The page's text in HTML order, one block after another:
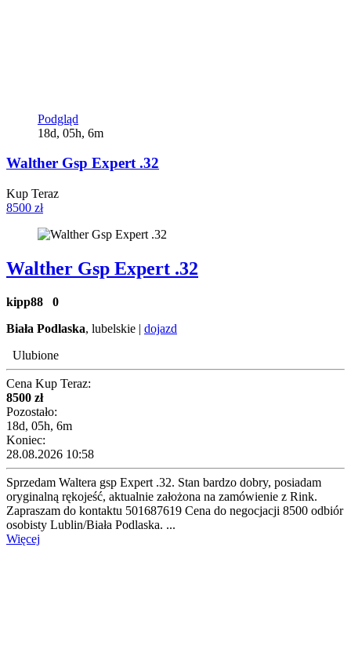
Podgląd
18d, 05h, 6m
Walther Gsp Expert .32
Kup Teraz
8500 zł
Walther Gsp Expert .32
kipp88 0
Biała Podlaska, lubelskie | dojazd
Ulubione
Cena Kup Teraz:
8500 zł
Pozostało:
18d, 05h, 6m
Koniec:
28.08.2026 10:58
Sprzedam Waltera gsp Expert .32. Stan bardzo dobry, posiadam
oryginalną rękojeść, aktualnie założona na zamówienie z Rink.
Zapraszam do kontaktu 501687619 Cena do negocjacji 8500 odbiór
osobisty Lublin/Biała Podlaska. ...
Więcej